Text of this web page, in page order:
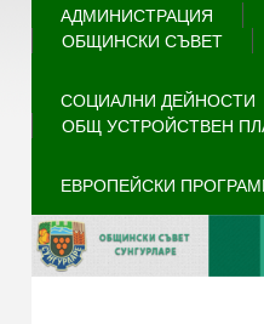
АДМИНИСТРАЦИЯ
ОБЩИНСКИ СЪВЕТ
СОЦИАЛНИ ДЕЙНОСТИ
ОБЩ УСТРОЙСТВЕН
ЕВРОПЕЙСКИ